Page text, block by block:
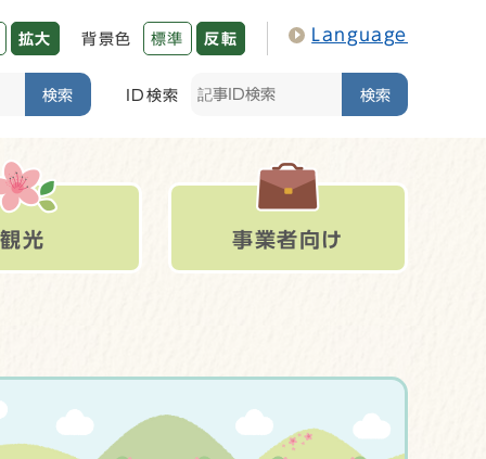
拡大 背景色 標準 反転 Language
検索 ID検索 検索
観光 事業者向け